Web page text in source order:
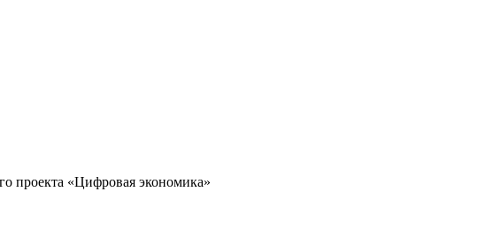
проекта «Цифровая экономика»